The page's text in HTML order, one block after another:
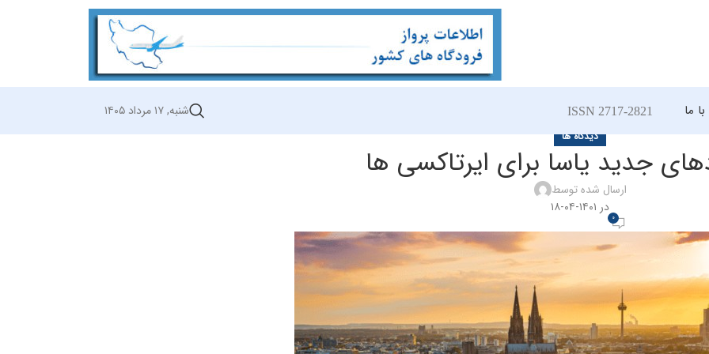
ما ISSN 2717-2821 شنبه, ۱۷ مرداد ۱۴۰۵
دیدگاه ها
جدید یاسا برای ایرتاکسی ها
ارسال شده توسط
در ۱۴۰۱-۰۴-۱۸
0